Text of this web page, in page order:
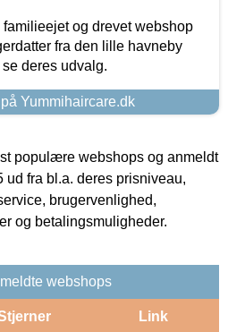
og drevet webshop
fra den lille havneby
deres udvalg.
Yummihaircare.dk
populære webshops og anmeldt
ud fra bl.a. deres prisniveau,
brugervenlighed,
og betalingsmuligheder.
webshops
Link